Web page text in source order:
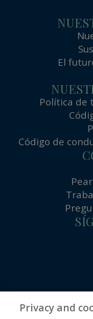
El
Política de
Código de
Privacy and